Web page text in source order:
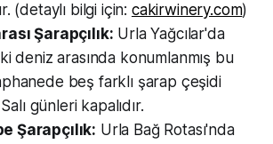
(detaylı bilgi için: cakirwinery.com)
Şarapçılık: Urla Yağcılar'da
deniz arasında konumlanmış bu
beş farklı şarap çeşidi
günleri kapalıdır.
Şarapçılık: Urla Bağ Rotası'nda